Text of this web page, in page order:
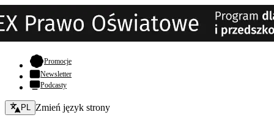
Promocje- otwiera się w nowej karcie
Newsletter
Podcasty
Zmień język - bieżący:
PL Zmień język strony